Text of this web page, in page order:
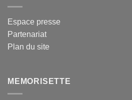
Espace presse
Partenariat
Plan du site
MEMORISETTE